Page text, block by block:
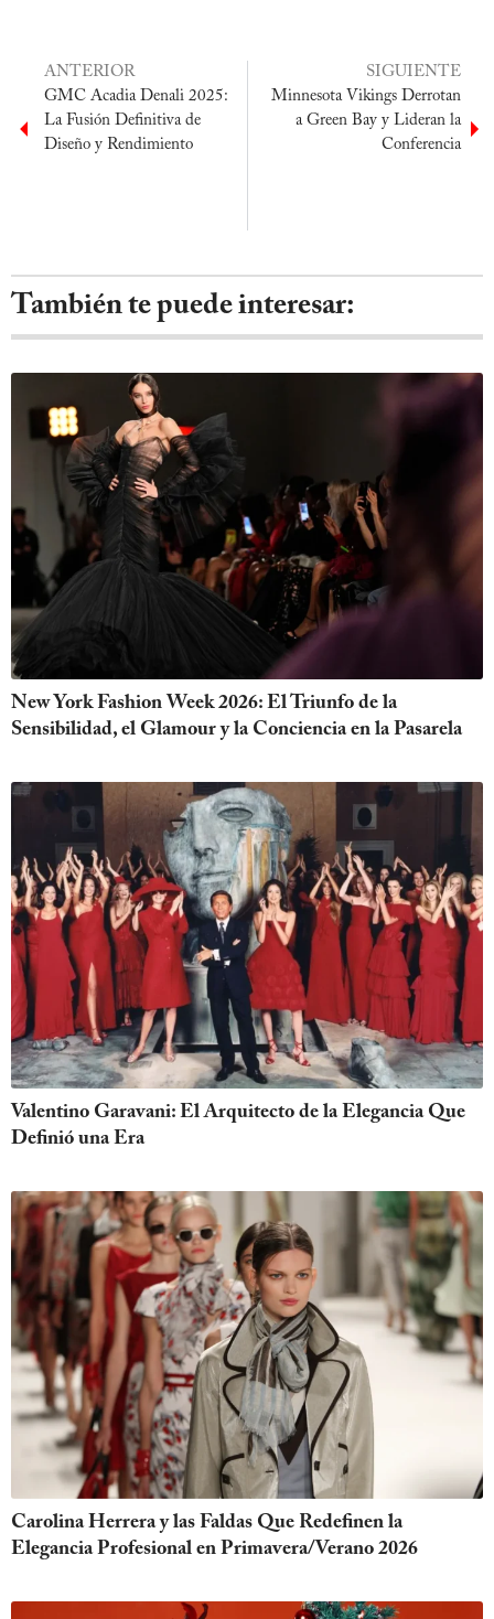
ANTERIOR
GMC Acadia Denali 2025:
La Fusión Definitiva de
Diseño y Rendimiento
SIGUIENTE
Minnesota Vikings Derrotan
a Green Bay y Lideran la
Conferencia
También te puede interesar:
New York Fashion Week 2026: El Triunfo de la
Sensibilidad, el Glamour y la Conciencia en la Pasarela
Valentino Garavani: El Arquitecto de la Elegancia Que
Definió una Era
Carolina Herrera y las Faldas Que Redefinen la
Elegancia Profesional en Primavera/Verano 2026